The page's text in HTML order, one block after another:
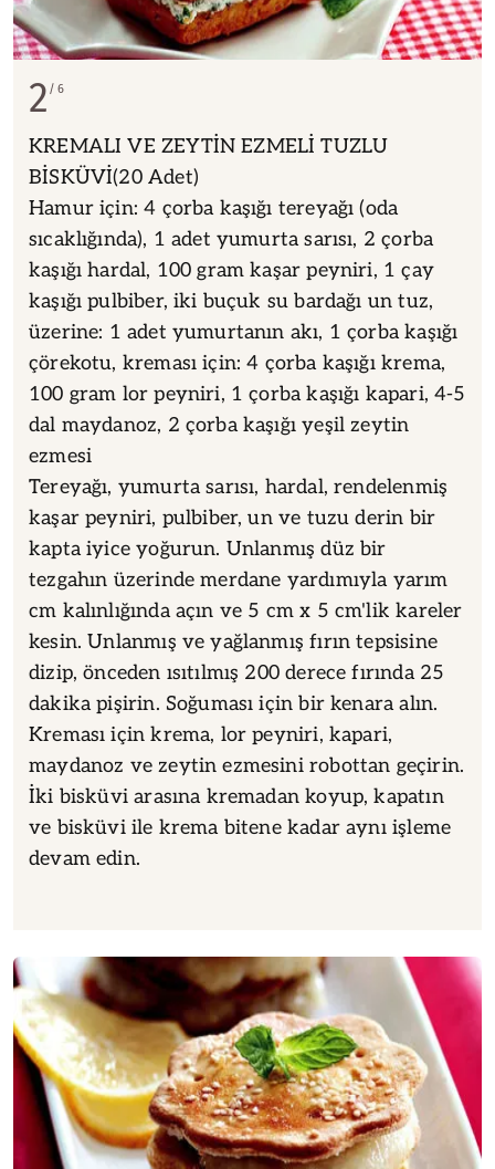
2 6
KREMALI VE ZEYTİN EZMELİ TUZLU
BİSKÜVİ(20 Adet)
Hamur için: 4 çorba kaşığı tereyağı (oda
sıcaklığında), 1 adet yumurta sarısı, 2 çorba
kaşığı hardal, 100 gram kaşar peyniri, 1 çay
kaşığı pulbiber, iki buçuk su bardağı un tuz,
üzerine: 1 adet yumurtanın akı, 1 çorba kaşığı
çörekotu, kreması için: 4 çorba kaşığı krema,
100 gram lor peyniri, 1 çorba kaşığı kapari, 4-5
dal maydanoz, 2 çorba kaşığı yeşil zeytin
ezmesi
Tereyağı, yumurta sarısı, hardal, rendelenmiş
kaşar peyniri, pulbiber, un ve tuzu derin bir
kapta iyice yoğurun. Unlanmış düz bir
tezgahın üzerinde merdane yardımıyla yarım
cm kalınlığında açın ve 5 cm x 5 cm'lik kareler
kesin. Unlanmış ve yağlanmış fırın tepsisine
dizip, önceden ısıtılmış 200 derece fırında 25
dakika pişirin. Soğuması için bir kenara alın.
Kreması için krema, lor peyniri, kapari,
maydanoz ve zeytin ezmesini robottan geçirin.
İki bisküvi arasına kremadan koyup, kapatın
ve bisküvi ile krema bitene kadar aynı işleme
devam edin.